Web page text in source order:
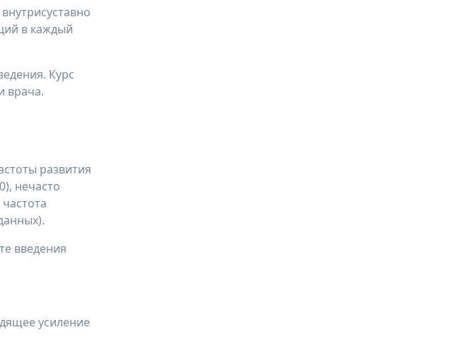
в каждый
Курс
врача.
развития
нечасто
введения
усиление